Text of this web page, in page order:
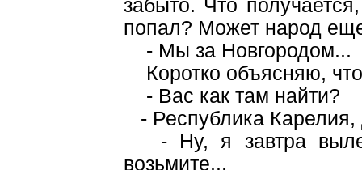
забыто. Что
попал? Может народ
- Мы за Новгородом...
Коротко объясняю,
- Вас как там найти?
- Республика Карелия,
- Ну, я завтра
возьмите...